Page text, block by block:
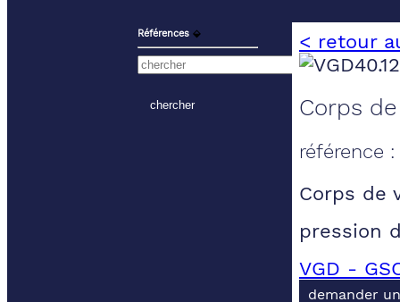
Références ⬙ < retour
Corps
référence :
Corps de
pression
VGD -
demander